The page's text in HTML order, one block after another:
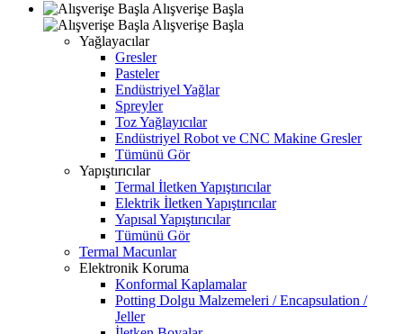
Alışverişe Başla
Alışverişe Başla
Yağlayacılar
Gresler
Pasteler
Endüstriyel Yağlar
Spreyler
Toz Yağlayıcılar
Endüstriyel Robot ve CNC Makine Gresler
Tümünü Gör
Yapıştırıcılar
Termal İletken Yapıştırıcılar
Elektrik İletken Yapıştırıcılar
Yapısal Yapıştırıcılar
Tümünü Gör
Termal Macunlar
Elektronik Koruma
Konformal Kaplamalar
Potting Dolgu Malzemeleri / Encapsulation /
Jeller